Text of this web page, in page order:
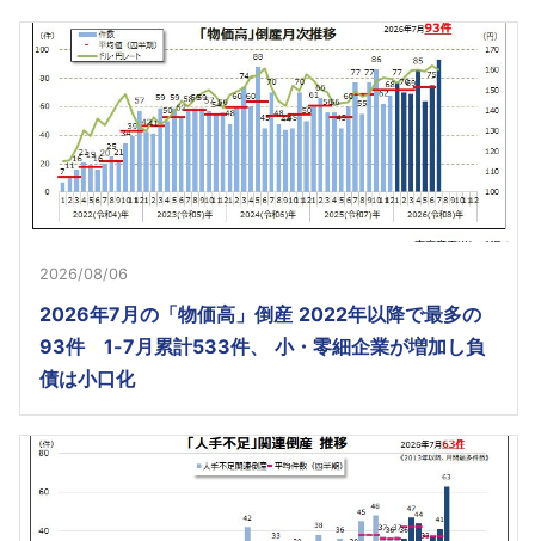
2026/08/06
2026年7月の「物価高」倒産 2022年以降で最多の
93件 1-7月累計533件、 小・零細企業が増加し負
債は小口化